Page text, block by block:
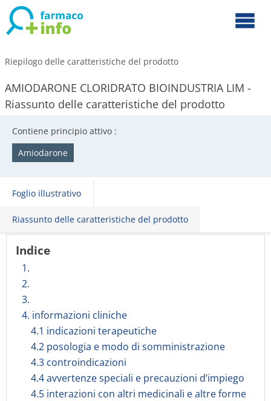
Riepilogo delle caratteristiche del prodotto
AMIODARONE CLORIDRATO BIOINDUSTRIA LIM -
Riassunto delle caratteristiche del prodotto
Contiene principio attivo :
Amiodarone
Foglio illustrativo
Riassunto delle caratteristiche del prodotto
Indice
1.
2.
3.
4. informazioni cliniche
4.1 indicazioni terapeutiche
4.2 posologia e modo di somministrazione
4.3 controindicazioni
4.4 avvertenze speciali e precauzioni d’impiego
4.5 interazioni con altri medicinali e altre forme